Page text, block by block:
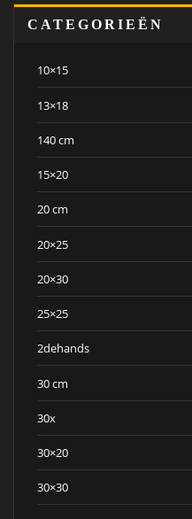
CATEGORIEËN
10×15
13×18
140 cm
15×20
20 cm
20×25
20×30
25×25
2dehands
30 cm
30x
30×20
30×30